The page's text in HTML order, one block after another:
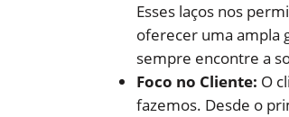
Esses laços nos
oferecer uma ampla
sempre encontre a
Foco no Cliente: O
fazemos. Desde o